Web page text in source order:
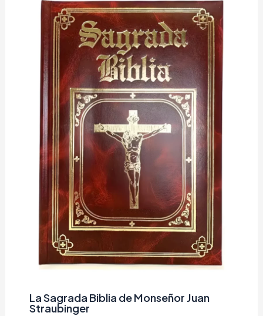
La Sagrada Biblia de Monseñor Juan
Straubinger